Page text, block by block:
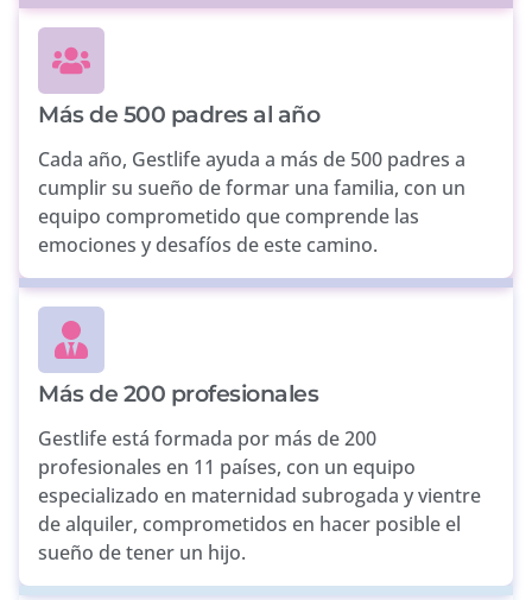
Más de 500 padres al año
Cada año, Gestlife ayuda a más de 500 padres a
cumplir su sueño de formar una familia, con un
equipo comprometido que comprende las
emociones y desafíos de este camino.
Más de 200 profesionales
Gestlife está formada por más de 200
profesionales en 11 países, con un equipo
especializado en maternidad subrogada y vientre
de alquiler, comprometidos en hacer posible el
sueño de tener un hijo.